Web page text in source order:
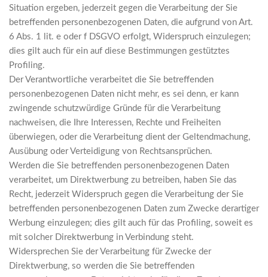
Situation ergeben, jederzeit gegen die Verarbeitung der Sie
betreffenden personenbezogenen Daten, die aufgrund von Art.
6 Abs. 1 lit. e oder f DSGVO erfolgt, Widerspruch einzulegen;
dies gilt auch für ein auf diese Bestimmungen gestütztes
Profiling.
Der Verantwortliche verarbeitet die Sie betreffenden
personenbezogenen Daten nicht mehr, es sei denn, er kann
zwingende schutzwürdige Gründe für die Verarbeitung
nachweisen, die Ihre Interessen, Rechte und Freiheiten
überwiegen, oder die Verarbeitung dient der Geltendmachung,
Ausübung oder Verteidigung von Rechtsansprüchen.
Werden die Sie betreffenden personenbezogenen Daten
verarbeitet, um Direktwerbung zu betreiben, haben Sie das
Recht, jederzeit Widerspruch gegen die Verarbeitung der Sie
betreffenden personenbezogenen Daten zum Zwecke derartiger
Werbung einzulegen; dies gilt auch für das Profiling, soweit es
mit solcher Direktwerbung in Verbindung steht.
Widersprechen Sie der Verarbeitung für Zwecke der
Direktwerbung, so werden die Sie betreffenden